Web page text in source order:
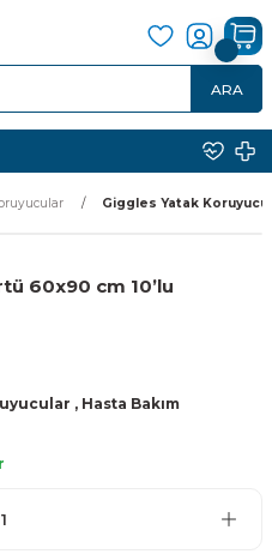
ARA
Giggles Yatak Koruyucu
60x90 cm 10’lu
, Hasta Bakım